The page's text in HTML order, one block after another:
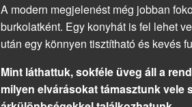
A modern megjelenést még jobban
burkolatként. Egy konyhát is fel lehet
után egy könnyen tisztítható és kevés
Mint láthattuk, sokféle üveg áll a
milyen elvárásokat támasztunk